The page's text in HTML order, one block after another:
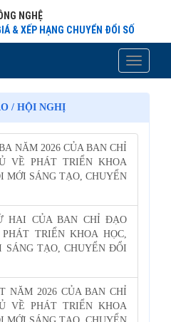
NGHỆ
& XẾP HẠNG CHUYỂN ĐỔI SỐ
Toggle
/ HỘI NGHỊ
NĂM 2026 CỦA BAN CHỈ
VỀ PHÁT TRIỂN KHOA
MỚI SÁNG TẠO, CHUYỂN
HAI CỦA BAN CHỈ ĐẠO
TRIỂN KHOA HỌC,
SÁNG TẠO, CHUYỂN ĐỔI
NĂM 2026 CỦA BAN CHỈ
VỀ PHÁT TRIỂN KHOA